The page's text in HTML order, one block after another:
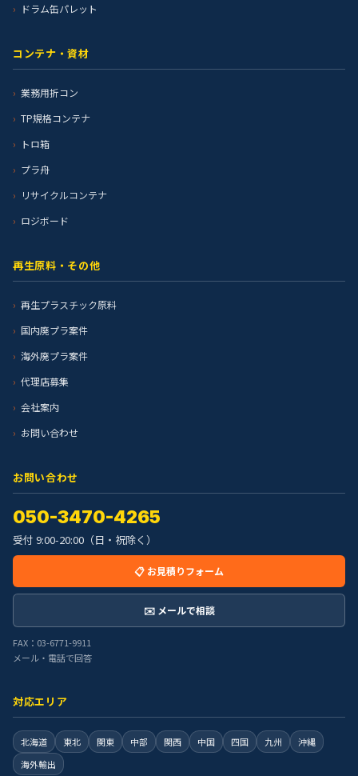
ドラム缶パレット
コンテナ・資材
業務用折コン
TP規格コンテナ
トロ箱
プラ舟
リサイクルコンテナ
ロジボード
再生原料・その他
再生プラスチック原料
国内廃プラ案件
海外廃プラ案件
代理店募集
会社案内
お問い合わせ
お問い合わせ
050-3470-4265
受付 9:00-20:00（日・祝除く）
📋 お見積りフォーム
✉️ メールで相談
FAX：03-6771-9911
メール・電話で回答
対応エリア
北海道 東北 関東 中部 関西 中国 四国 九州
沖縄
海外輸出